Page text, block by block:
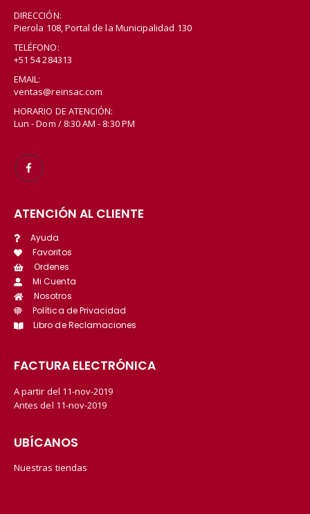
DIRECCIÓN:
Pierola 108, Portal de la Municipalidad 130
TELÉFONO:
+51 54 284313
EMAIL:
ventas@reinsac.com
HORARIO DE ATENCIÓN:
Lun - Dom / 8:30 AM - 8:30 PM
ATENCIÓN AL CLIENTE
Ayuda
Favoritos
Ordenes
Mi Cuenta
Nosotros
Política de Privacidad
Libro de Reclamaciones
FACTURA ELECTRÓNICA
A partir del 11-nov-2019
Antes del 11-nov-2019
UBÍCANOS
Nuestras tiendas